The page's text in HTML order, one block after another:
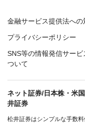
金融サービス提供法への
プライバシーポリシー
SNS等の情報発信サービ
ついて
ネット証券/日本株・米
井証券
松井証券はシンプルな手数